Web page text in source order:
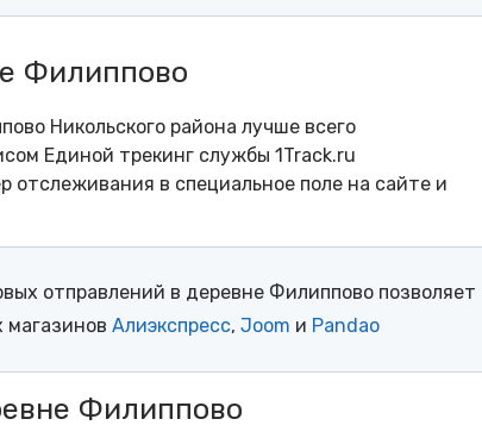
Филиппово
Никольского района лучше всего
Единой трекинг службы 1Track.ru
отслеживания в специальное поле на сайте и
отправлений в деревне Филиппово позволяет
магазинов Алиэкспресс, Joom и Pandao
Филиппово